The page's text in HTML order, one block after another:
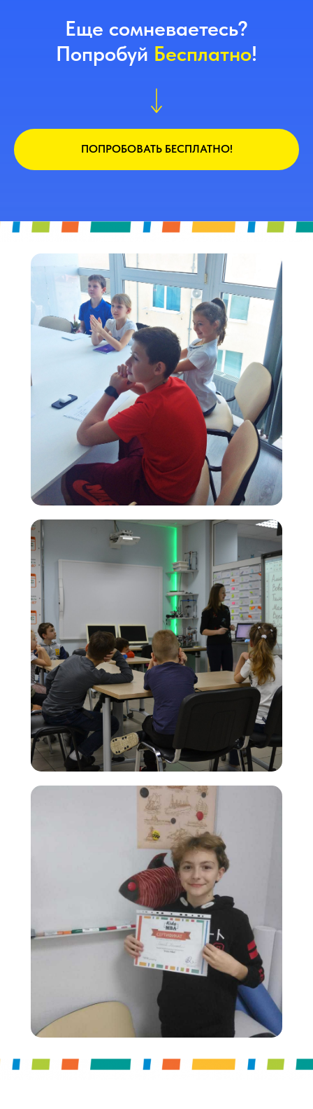
Еще сомневаетесь?
Попробуй Бесплатно!
ПОПРОБОВАТЬ БЕСПЛАТНО!